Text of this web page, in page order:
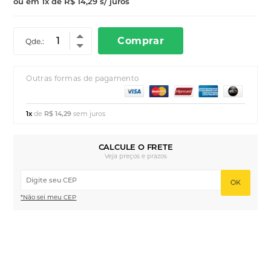
Qde.: Comprar
Outras formas de pagamento
1xde R$ 14,29 sem juros
CALCULE O FRETE
Veja preços e prazos
OK
*Não sei meu CEP